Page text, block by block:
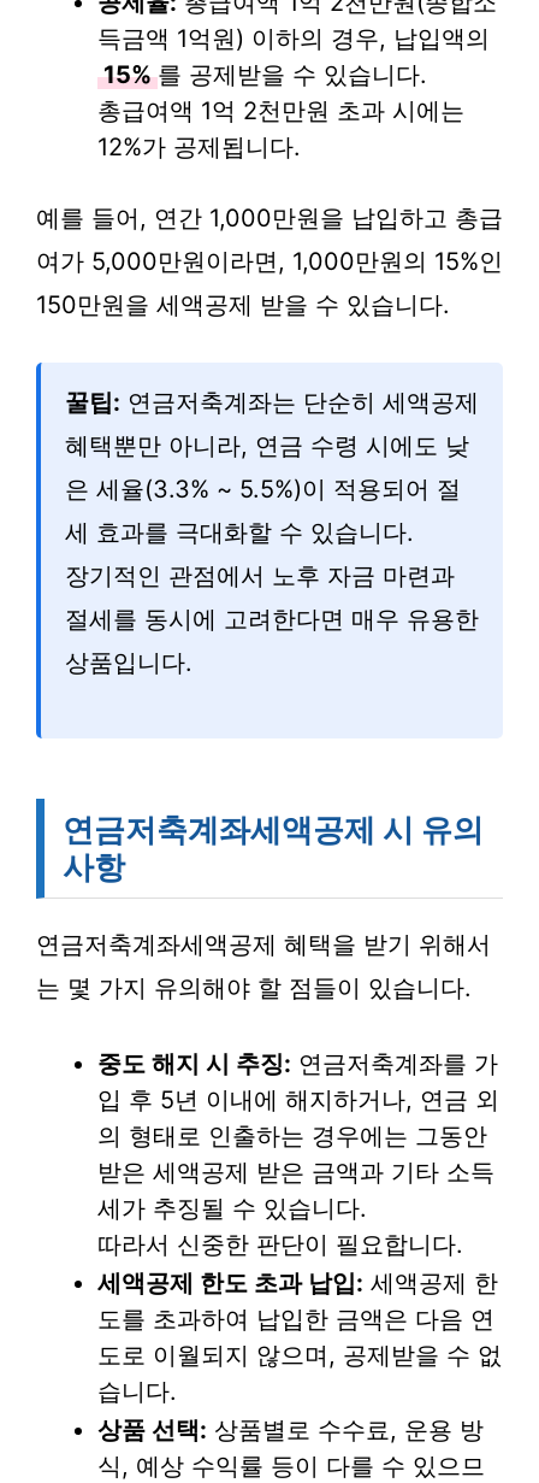
득금액 1억원) 이하의 경우, 납입액의
15% 를 공제받을 수 있습니다.
총급여액 1억 2천만원 초과 시에는
12%가 공제됩니다.
예를 들어, 연간 1,000만원을 납입하고 총급
여가 5,000만원이라면, 1,000만원의 15%인
150만원을 세액공제 받을 수 있습니다.
꿀팁: 연금저축계좌는 단순히 세액공제
혜택뿐만 아니라, 연금 수령 시에도 낮
은 세율(3.3% ~ 5.5%)이 적용되어 절
세 효과를 극대화할 수 있습니다.
장기적인 관점에서 노후 자금 마련과
절세를 동시에 고려한다면 매우 유용한
상품입니다.
연금저축계좌세액공제 시 유의
사항
연금저축계좌세액공제 혜택을 받기 위해서
는 몇 가지 유의해야 할 점들이 있습니다.
중도 해지 시 추징: 연금저축계좌를 가
입 후 5년 이내에 해지하거나, 연금 외
의 형태로 인출하는 경우에는 그동안
받은 세액공제 받은 금액과 기타 소득
세가 추징될 수 있습니다.
따라서 신중한 판단이 필요합니다.
세액공제 한도 초과 납입: 세액공제 한
도를 초과하여 납입한 금액은 다음 연
도로 이월되지 않으며, 공제받을 수 없
습니다.
상품 선택: 상품별로 수수료, 운용 방
식, 예상 수익률 등이 다를 수 있으므